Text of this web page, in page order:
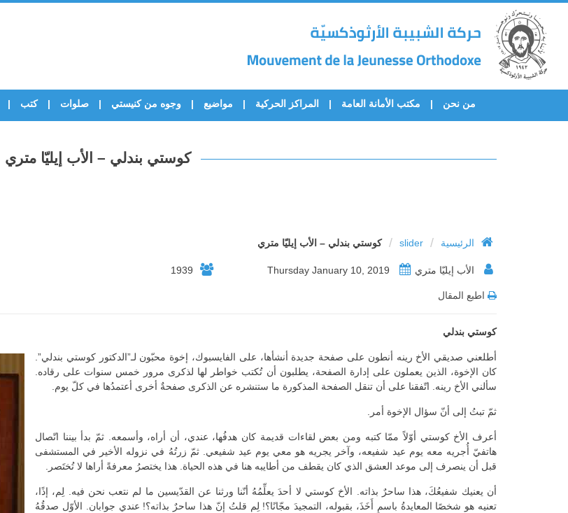
من نحن مكتب الأمانة العامة المراكز الحركية مواضيع وجوه من كنيستي صلوات كتب
كوستي بندلي – الأب إيليّا متري
الرئيسية /
slider
/ كوستي بندلي – الأب إيليّا متري
الأب إيليّا متري 1939
اطبع المقال
كوستي بندلي
أطلعني صديقي الأخ رينه أنطون على صفحة جديدة أنشأها، على الفايسبوك، إخوة محبّون لـ”الدكتور كوستي بندلي”.
كان الإخوة، الذين يعملون على إدارة الصفحة، يطلبون أن تُكتب خواطر لها لذكرى مرور خمس سنوات على رقاده.
سألني الأخ رينه. اتّفقنا على أن تنقل الصفحة المذكورة ما ستنشره عن الذكرى صفحةٌ أخرى أعتمدُها في كلّ يوم.
ثمّ تبتُ إلى أنّ سؤال الإخوة أمر.
أعرف الأخ كوستي أوّلاً ممّا كتبه ومن بعض لقاءات قديمة كان هدفُها، عندي، أن أراه، وأسمعه. ثمّ بدأ بيننا اتّصال
هاتفيّ أُجريه معه يوم عيد شفيعه، وآخر يجريه هو معي يوم عيد شفيعي. ثمّ زرتُهُ في نزوله الأخير في المستشفى
قبل أن ينصرف إلى موعد العشق الذي كان يقطف من أطايبه هنا في هذه الحياة. هذا يختصرُ معرفةً أراها لا تُختَصر.
أن يعنيك شفيعُكَ، هذا ساحرٌ بذاته. الأخ كوستي لا أحدَ يعلِّمُهُ أنّنا ورثنا عن القدّيسين ما لم نتعب نحن فيه. لِم، إذًا،
تعنيه هو شخصًا المعايدةُ باسمٍ أَخَذَ، بقبوله، التمجيدَ مجّانًا؟! لِم قلتُ إنّ هذا ساحرٌ بذاته؟! عندي جوابان. الأوّل صدقُهُ